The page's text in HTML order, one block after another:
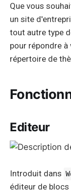
Que vous
un site
tout autre type
pour répondre
répertoire de
Editeur
Introduit dans
éditeur de